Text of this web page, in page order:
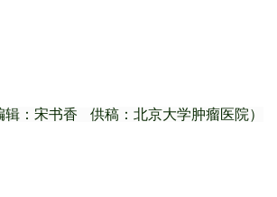
辑：宋书香 供稿： 北京大学肿瘤医院）